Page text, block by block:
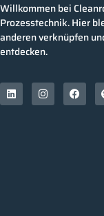
Willkommen bei
Prozesstechnik. Hier
anderen verknüpfen
entdecken.